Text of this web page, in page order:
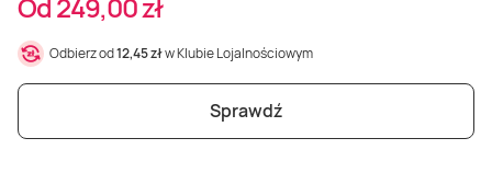
Mazury
Masaż pleców
Jazda po torze
Sporty zimowe
Kurs motorowodny
Od 249,00 zł
Odbierz od12,45 złw Klubie Lojalnościowym
Sprawdź